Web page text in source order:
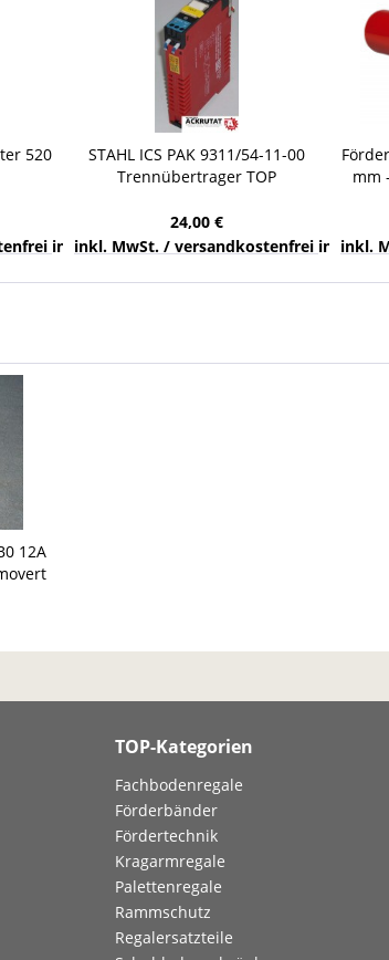
520
innerhalb Deutschlands
STAHL ICS PAK 9311/54-11-00
Trennübertrager TOP
24,00 €
inkl. MwSt. / versandkostenfrei
mm
inkl.
12A
TOP-Kategorien
Fachbodenregale
Förderbänder
Fördertechnik
Kragarmregale
Palettenregale
Rammschutz
Regalersatzteile